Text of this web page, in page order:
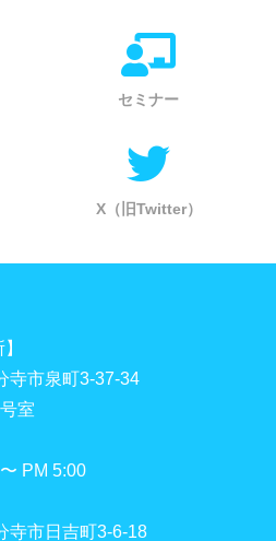
セミナー
X（旧Twitter）
市泉町3-37-34
室
PM 5:00
市日吉町3-6-18